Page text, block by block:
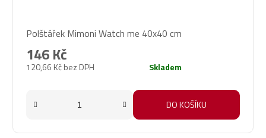
Polštářek Mimoni Watch me 40x40 cm
120,66 Kč bez DPH
146 Kč
Skladem
DO KOŠÍKU